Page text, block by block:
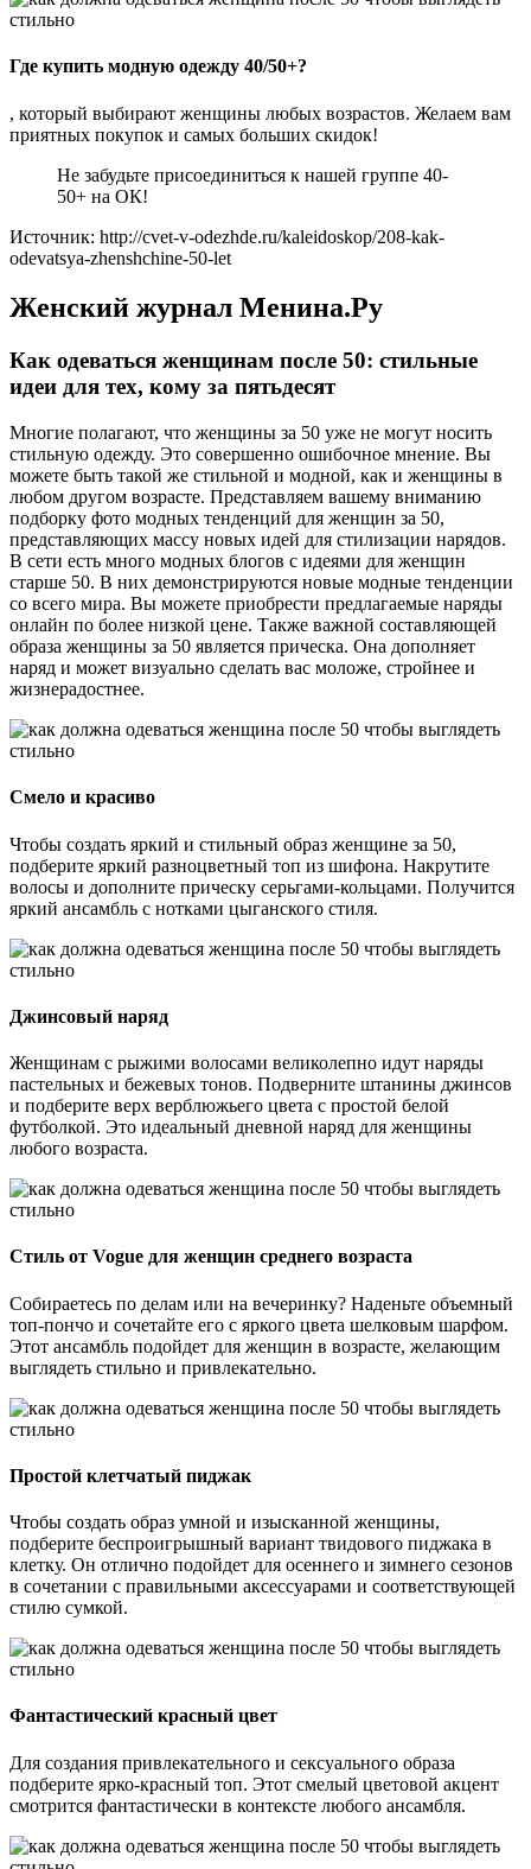
Где купить модную одежду 40/50+?
, который выбирают женщины любых возрастов. Желаем вам
приятных покупок и самых больших скидок!
Не забудьте присоединиться к нашей группе 40-
50+ на ОК!
Источник: http://cvet-v-odezhde.ru/kaleidoskop/208-kak-
odevatsya-zhenshchine-50-let
Женский журнал Менина.Ру
Как одеваться женщинам после 50: стильные
идеи для тех, кому за пятьдесят
Многие полагают, что женщины за 50 уже не могут носить
стильную одежду. Это совершенно ошибочное мнение. Вы
можете быть такой же стильной и модной, как и женщины в
любом другом возрасте. Представляем вашему вниманию
подборку фото модных тенденций для женщин за 50,
представляющих массу новых идей для стилизации нарядов.
В сети есть много модных блогов с идеями для женщин
старше 50. В них демонстрируются новые модные тенденции
со всего мира. Вы можете приобрести предлагаемые наряды
онлайн по более низкой цене. Также важной составляющей
образа женщины за 50 является прическа. Она дополняет
наряд и может визуально сделать вас моложе, стройнее и
жизнерадостнее.
Смело и красиво
Чтобы создать яркий и стильный образ женщине за 50,
подберите яркий разноцветный топ из шифона. Накрутите
волосы и дополните прическу серьгами-кольцами. Получится
яркий ансамбль с нотками цыганского стиля.
Джинсовый наряд
Женщинам с рыжими волосами великолепно идут наряды
пастельных и бежевых тонов. Подверните штанины джинсов
и подберите верх верблюжьего цвета с простой белой
футболкой. Это идеальный дневной наряд для женщины
любого возраста.
Стиль от Vogue для женщин среднего возраста
Собираетесь по делам или на вечеринку? Наденьте объемный
топ-пончо и сочетайте его с яркого цвета шелковым шарфом.
Этот ансамбль подойдет для женщин в возрасте, желающим
выглядеть стильно и привлекательно.
Простой клетчатый пиджак
Чтобы создать образ умной и изысканной женщины,
подберите беспроигрышный вариант твидового пиджака в
клетку. Он отлично подойдет для осеннего и зимнего сезонов
в сочетании с правильными аксессуарами и соответствующей
стилю сумкой.
Фантастический красный цвет
Для создания привлекательного и сексуального образа
подберите ярко-красный топ. Этот смелый цветовой акцент
смотрится фантастически в контексте любого ансамбля.